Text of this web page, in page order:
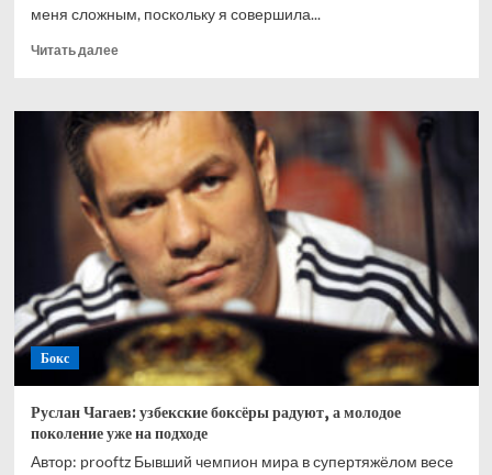
меня сложным, поскольку я совершила...
Читать далееПрочитать
Анастасия
Ясницкая:
«Сезон
был
для
меня
сложным,
но
по
итогу
с
волнением
получилось
совладать»
Бокс
Руслан Чагаев: узбекские боксёры радуют, а молодое
поколение уже на подходе
Автор: prooftz Бывший чемпион мира в супертяжёлом весе